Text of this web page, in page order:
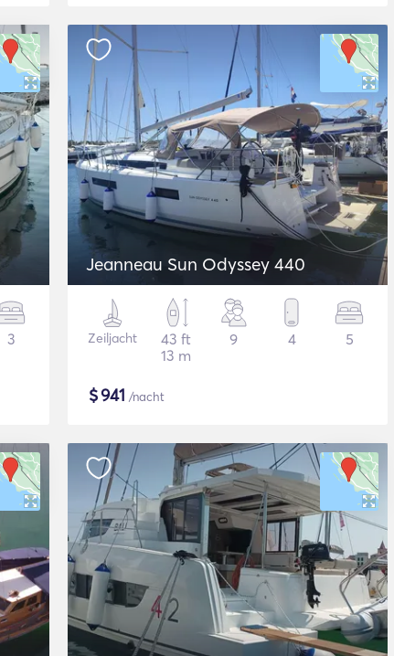
3
Jeanneau Sun Odyssey 440
Zeiljacht
43 ft
13 m
9 4 5
$941 /nacht